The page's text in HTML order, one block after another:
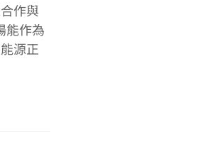
作與
能作為
源正